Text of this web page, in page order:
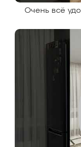
Очень всё